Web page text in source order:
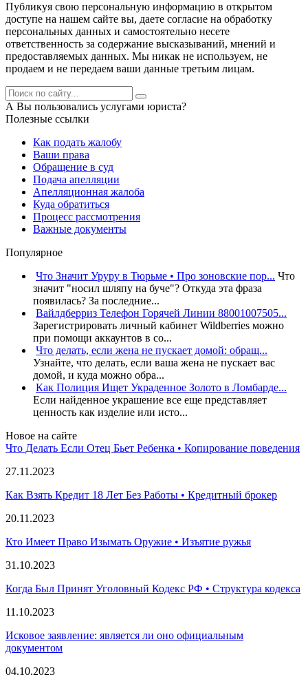
Публикуя свою персональную информацию в открытом
доступе на нашем сайте вы, даете согласие на обработку
персональных данных и самостоятельно несете
ответственность за содержание высказываний, мнений и
предоставляемых данных. Мы никак не используем, не
продаем и не передаем ваши данные третьим лицам.
А Вы пользовались услугами юриста?
Полезные ссылки
Как подать жалобу
Ваши права
Обращение в суд
Подача апелляции
Апелляционная жалоба
Куда обратиться
Процесс рассмотрения
Важные документы
Популярное
Что Значит Уруру в Тюрьме • Про зоновские пор... Что
значит "носил шляпу на буче"? Откуда эта фраза
появилась? За последние...
Вайлдберриз Телефон Горячей Линии 88001007505...
Зарегистрировать личный кабинет Wildberries можно
при помощи аккаунтов в со...
Что делать, если жена не пускает домой: обращ...
Узнайте, что делать, если ваша жена не пускает вас
домой, и куда можно обра...
Как Полиция Ищет Украденное Золото в Ломбарде...
Если найденное украшение все еще представляет
ценность как изделие или исто...
Новое на сайте
Что Делать Если Отец Бьет Ребенка • Копирование поведения
27.11.2023
Как Взять Кредит 18 Лет Без Работы • Кредитный брокер
20.11.2023
Кто Имеет Право Изымать Оружие • Изъятие ружья
31.10.2023
Когда Был Принят Уголовный Кодекс РФ • Структура кодекса
11.10.2023
Исковое заявление: является ли оно официальным
документом
04.10.2023